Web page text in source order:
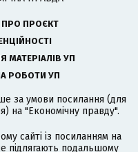
ПРО ПРОЄКТ
МАТЕРІАЛІВ УП
РОБОТИ УП
за умови посилання (для
на "Економічну правду".
сайті із посиланням на
підлягають подальшому